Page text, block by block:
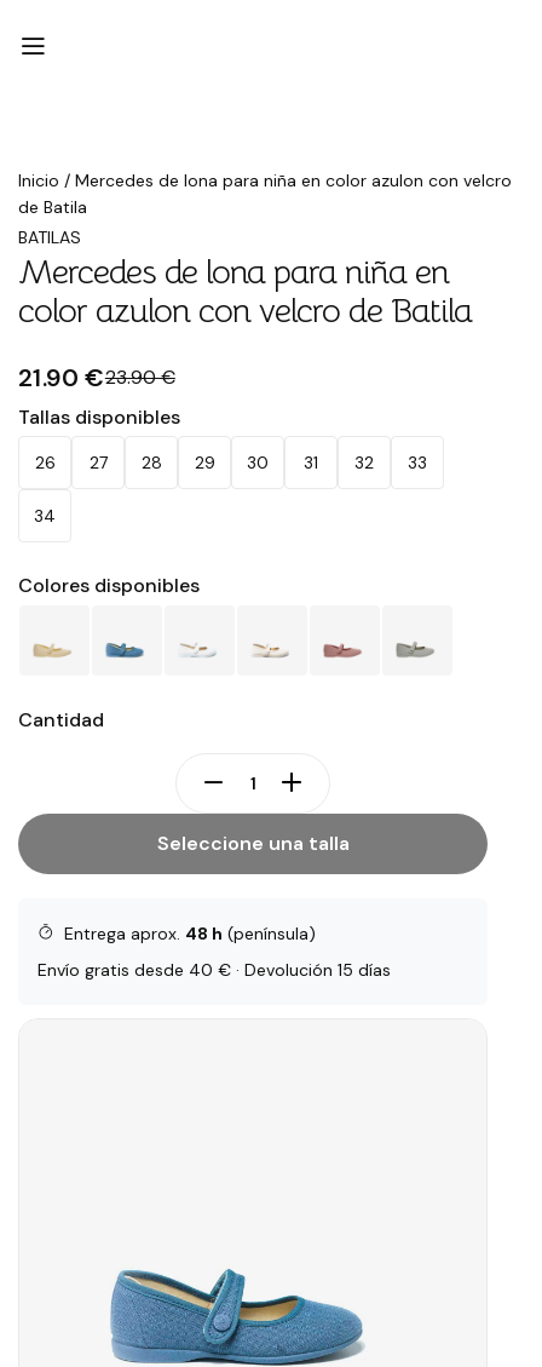
Inicio / Mercedes de lona para niña en color azulon con velcro
de Batila
Rebajado
BATILAS
Mercedes de lona para niña en
color azulon con velcro de Batila
21.90 €23.90 €
Tallas disponibles
26 27 28 29 30 31 32 33
34
Colores disponibles
Cantidad
Seleccione una talla
Entrega aprox. 48 h (península)
Envío gratis desde 40 € · Devolución 15 días